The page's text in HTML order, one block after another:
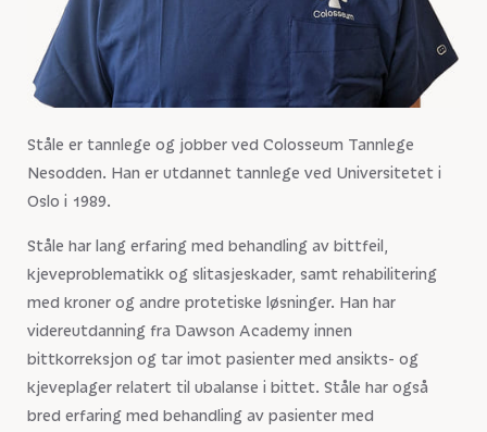
Ståle er tannlege og jobber ved Colosseum Tannlege
Nesodden. Han er utdannet tannlege ved Universitetet i
Oslo i 1989.
Ståle har lang erfaring med behandling av bittfeil,
kjeveproblematikk og slitasjeskader, samt rehabilitering
med kroner og andre protetiske løsninger. Han har
videreutdanning fra Dawson Academy innen
bittkorreksjon og tar imot pasienter med ansikts- og
kjeveplager relatert til ubalanse i bittet. Ståle har også
bred erfaring med behandling av pasienter med